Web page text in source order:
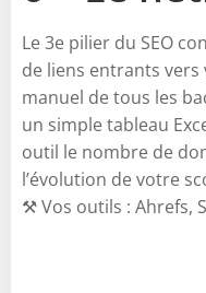
Le 3e pilier du SEO
de liens entrants vers
manuel de tous les
un simple tableau
outil le nombre de
l’évolution de votre
⚒️ Vos outils : Ahrefs,